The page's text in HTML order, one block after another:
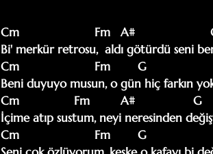
Cm                      Fm   A#
Bi' merkür retrosu,  aldı götürdü seni
Cm                      Fm        G
Beni duyuyo musun, o gün hiç farkın
Cm                Fm         A#                 G
İçime atıp sustum, neyi neresinden
Cm                      Fm        G